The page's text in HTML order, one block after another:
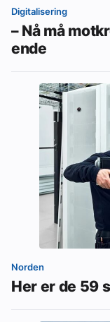
Digitalisering
– Nå må
ende
Norden
Her er de 59